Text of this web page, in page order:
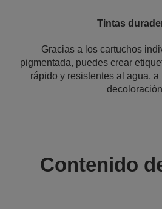
Tintas
Gracias a los cartuchos
pigmentada, puedes crear
rápido y resistentes al agua,
Contenido